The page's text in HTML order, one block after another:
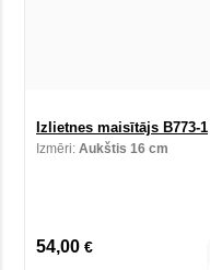
Izlietnes maisītājs B773-1
Izmēri: Aukštis 16 cm
54,00 €